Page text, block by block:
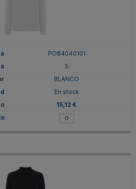
PO84040101
S
BLANCO
En stock
15,12 €